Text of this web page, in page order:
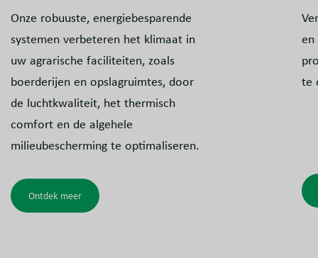
Onze robuuste, energiebesparende
systemen verbeteren het klimaat in
uw agrarische faciliteiten, zoals
boerderijen en opslagruimtes, door
de luchtkwaliteit, het thermisch
comfort en de algehele
milieubescherming te optimaliseren.
Ontdek meer
en
te